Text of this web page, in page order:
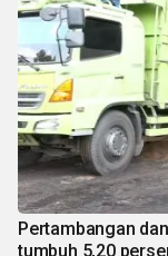
Pertambangan
tumbuh 5,20